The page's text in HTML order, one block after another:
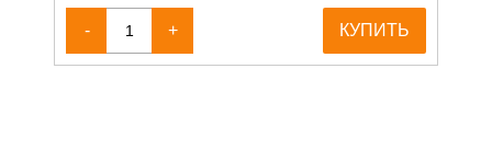
- + КУПИТЬ